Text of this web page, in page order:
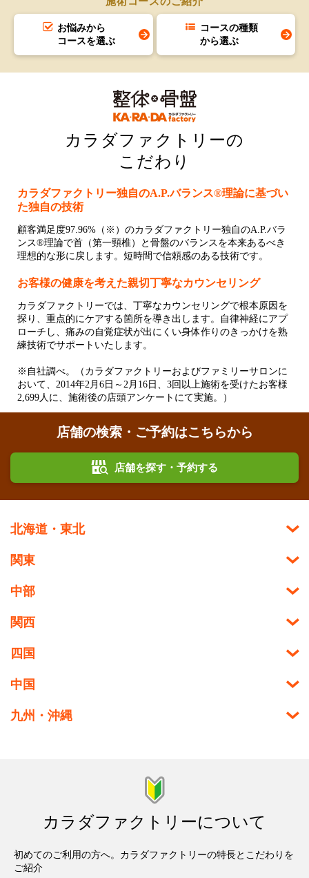
お悩みから
コースを選ぶ
コースの種類
から選ぶ
カラダファクトリーの
こだわり
カラダファクトリー独自のA.P.バランス®理論に基づい
た独自の技術
顧客満足度97.96%（※）のカラダファクトリー独自のA.P.バラ
ンス®理論で首（第一頸椎）と骨盤のバランスを本来あるべき
理想的な形に戻します。短時間で信頼感のある技術です。
お客様の健康を考えた親切丁寧なカウンセリング
カラダファクトリーでは、丁寧なカウンセリングで根本原因を
探り、重点的にケアする箇所を導き出します。自律神経にアプ
ローチし、痛みの自覚症状が出にくい身体作りのきっかけを熟
練技術でサポートいたします。
※自社調べ。（カラダファクトリーおよびファミリーサロンに
おいて、2014年2月6日～2月16日、3回以上施術を受けたお客様
2,699人に、施術後の店頭アンケートにて実施。）
店舗の検索・ご予約はこちらから
店舗を探す・予約する
北海道・東北
関東
中部
関西
四国
中国
九州・沖縄
カラダファクトリーについて
初めてのご利用の方へ。カラダファクトリーの特長とこだわりを
ご紹介